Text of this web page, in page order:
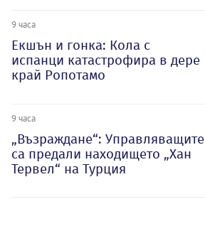
9 часа
Екшън и гонка: Кола с
испанци катастрофира в дере
край Ропотамо
9 часа
„Възраждане“: Управляващите
са предали находището „Хан
Тервел“ на Турция